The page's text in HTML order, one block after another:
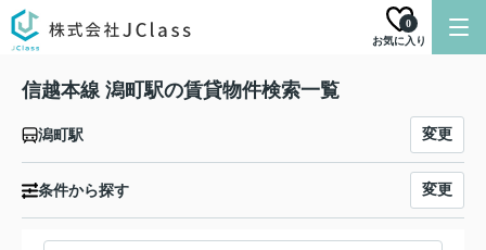
お気に入り
0
信越本線 潟町駅の賃貸物件検索一覧
潟町駅 変更
条件から探す 変更